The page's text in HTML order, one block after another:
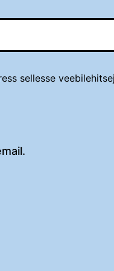
sellesse